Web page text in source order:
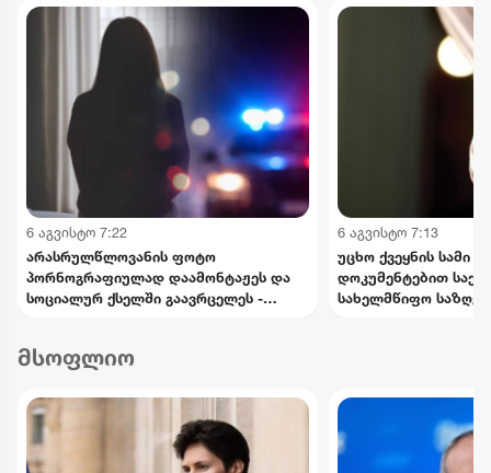
6 აგვისტო 7:22
არასრულწლოვანის ფოტო
პორნოგრაფიულად დაამონტაჟეს და
სოციალურ ქსელში გაავრცელეს -
6 აგვისტო 7:13
უცხო ქვეყნის სამი
დოკუმენტებით
სახელმწიფო
მსოფლიო